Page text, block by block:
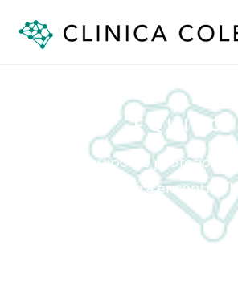
EQUIPO
Todo el equipo de
objetivo: ayudarte a encontrar